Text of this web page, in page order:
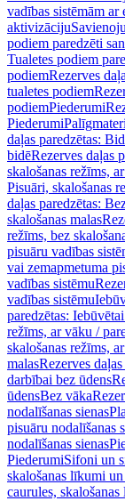
vadības sistēmām ar
aktivizāciju
podiem paredzēti
Tualetes podiem
podiemRezerves
tualetes podiem
podiemPiederumi
Piederumi
daļas paredzētas:
bidēRezerves daļas
skalošanas režīms,
Pisuāri, skalošanas
daļas paredzētas:
skalošanas malas
režīms, bez
pisuāru vadības
vai zemapmetuma
vadības sistēmu
vadības sistēmu
paredzētas:
režīms, ar vāku /
skalošanas režīms,
malasRezerves
darbībai bez ūdens
ūdensBez vāka
nodalīšanas sienas
pisuāru nodalīšanas
nodalīšanas sienas
PiederumiSifoni un
skalošanas līkumi un
caurules,